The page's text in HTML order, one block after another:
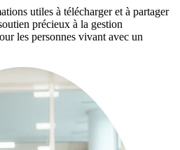
utiles à télécharger et à partager
précieux à la gestion
les personnes vivant avec un